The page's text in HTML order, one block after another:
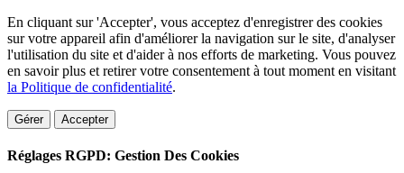
En cliquant sur 'Accepter', vous acceptez d'enregistrer des cookies
sur votre appareil afin d'améliorer la navigation sur le site, d'analyser
l'utilisation du site et d'aider à nos efforts de marketing. Vous pouvez
en savoir plus et retirer votre consentement à tout moment en visitant
la Politique de confidentialité.
Gérer Accepter
Réglages RGPD: Gestion Des Cookies